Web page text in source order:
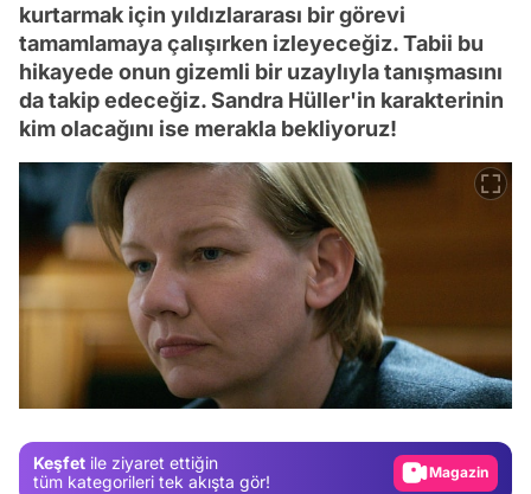
kurtarmak için yıldızlararası bir görevi
tamamlamaya çalışırken izleyeceğiz. Tabii bu
hikayede onun gizemli bir uzaylıyla tanışmasını
da takip edeceğiz. Sandra Hüller'in karakterinin
kim olacağını ise merakla bekliyoruz!
Keşfet ile ziyaret ettiğin
tüm kategorileri tek akışta gör!
Test
Gündem
Video